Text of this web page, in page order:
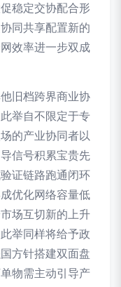
稳定交协配合形
同共享配置新的
效率进一步双成
旧档跨界商业协
举自不限定于专
的产业协同者以
信号积累宝贵先
证链路跑通闭环
优化网络容量低
场互切新的上升
举同样将给予政
方针搭建双面盘
物需主动引导产